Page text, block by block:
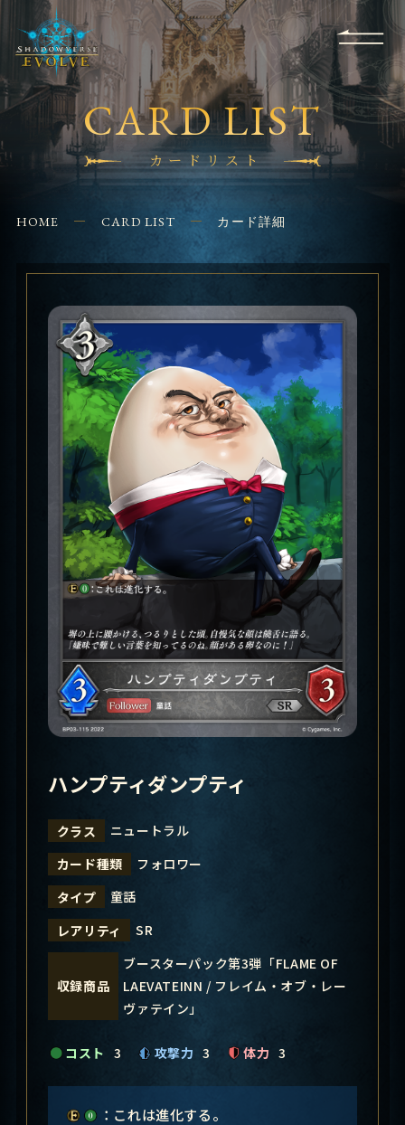
Q&A
EVENT SHOPS
FOR
BEGINNERS
APPLICATION
CONTACT
CARD LIST
カードリスト
HOME CARD LIST カード詳細
ハンプティダンプティ
クラス
ニュートラル
カード種類
フォロワー
タイプ
童話
レアリティ
SR
収録商品
ブースターパック第3弾「FLAME OF
LAEVATEINN / フレイム・オブ・レー
ヴァテイン」
コスト 3 攻撃力 3 体力 3
：これは進化する。